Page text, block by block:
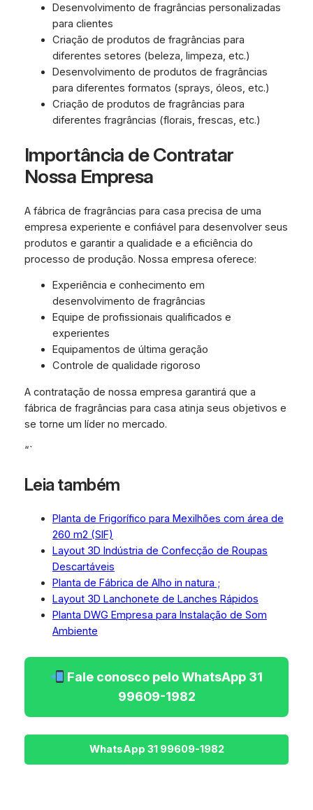
Desenvolvimento de fragrâncias personalizadas
para clientes
Criação de produtos de fragrâncias para
diferentes setores (beleza, limpeza, etc.)
Desenvolvimento de produtos de fragrâncias
para diferentes formatos (sprays, óleos, etc.)
Criação de produtos de fragrâncias para
diferentes fragrâncias (florais, frescas, etc.)
Importância de Contratar
Nossa Empresa
A fábrica de fragrâncias para casa precisa de uma
empresa experiente e confiável para desenvolver seus
produtos e garantir a qualidade e a eficiência do
processo de produção. Nossa empresa oferece:
Experiência e conhecimento em
desenvolvimento de fragrâncias
Equipe de profissionais qualificados e
experientes
Equipamentos de última geração
Controle de qualidade rigoroso
A contratação de nossa empresa garantirá que a
fábrica de fragrâncias para casa atinja seus objetivos e
se torne um líder no mercado.
“`
Leia também
Planta de Frigorífico para Mexilhões com área de
260 m2 (SIF)
Layout 3D Indústria de Confecção de Roupas
Descartáveis
Planta de Fábrica de Alho in natura ;
Layout 3D Lanchonete de Lanches Rápidos
Planta DWG Empresa para Instalação de Som
Ambiente
Fale conosco pelo WhatsApp 31
99609-1982